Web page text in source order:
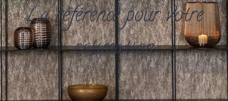
La référence pour votre
estimation